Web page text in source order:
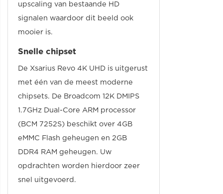
upscaling van bestaande HD
signalen waardoor dit beeld ook
mooier is.
Snelle chipset
De Xsarius Revo 4K UHD is uitgerust
met één van de meest moderne
chipsets. De Broadcom 12K DMIPS
1.7GHz Dual-Core ARM processor
(BCM 7252S) beschikt over 4GB
eMMC Flash geheugen en 2GB
DDR4 RAM geheugen. Uw
opdrachten worden hierdoor zeer
snel uitgevoerd.